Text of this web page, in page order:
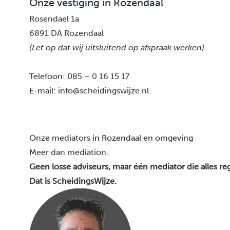
Onze vestiging in Rozendaal
Rosendael 1a
6891 DA Rozendaal
(Let op dat wij uitsluitend op afspraak werken)
Telefoon: 085 – 0 16 15 17
E-mail: info@scheidingswijze.nl
Onze mediators in Rozendaal en omgeving
Meer dan mediation.
Geen losse adviseurs, maar één mediator die alles
Dat is ScheidingsWijze.